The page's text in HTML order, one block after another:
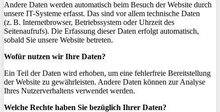
Andere Daten werden automatisch beim Besuch der Website durch
unsere IT-Systeme erfasst. Das sind vor allem technische Daten
(z. B. Internetbrowser, Betriebssystem oder Uhrzeit des
Seitenaufrufs). Die Erfassung dieser Daten erfolgt automatisch,
sobald Sie unsere Website betreten.
Wofür nutzen wir Ihre Daten?
Ein Teil der Daten wird erhoben, um eine fehlerfreie Bereitstellung
der Website zu gewährleisten. Andere Daten können zur Analyse
Ihres Nutzerverhaltens verwendet werden.
Welche Rechte haben Sie bezüglich Ihrer Daten?